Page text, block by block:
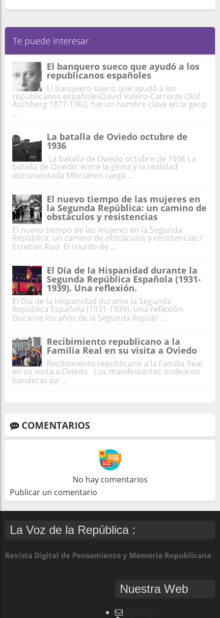
Te puede interesar
El banquero sueco que ayudó a los
republicanos españoles
El banquero sueco que ayudó a los
republicanos españolesDavid Valero-Carreras Olof
Aschberg 1877-1960, fue un hombre clave en la geop
...
La batalla de Oviedo octubre de
1936
La batalla de Oviedo octubre de 1936 La
batalla de Oviedo: entre la gesta y la realidad
documentada Milicianos carga ...
El nuevo tiempo de las mujeres en
la Segunda República: un camino de
obstáculos y resistencias
El nuevo tiempo de las mujeres en la Segunda
República: un camino de obstáculos y resistencias /
Esteban Ruiz El triunfo de ...
El Día de la Hispanidad durante la
Segunda República Española (1931-
1939). Una reflexión.
El Día de la Hispanidad durante la Segunda
República Española (1931-1939). Una reflexión.
Durante los años de la Segunda Repúbl ...
Recibimiento republicano a la
Familia Real en su visita a Oviedo
Recibimiento republicano a la Familia Real
en su visita a Oviedo Los manifestantes ondearon
banderas pa ...
COMENTARIOS
No hay comentarios
Publicar un comentario
La Voz de la República :
Revista Digital de Pensamiento y Memoria Republicana
Nuestra Web